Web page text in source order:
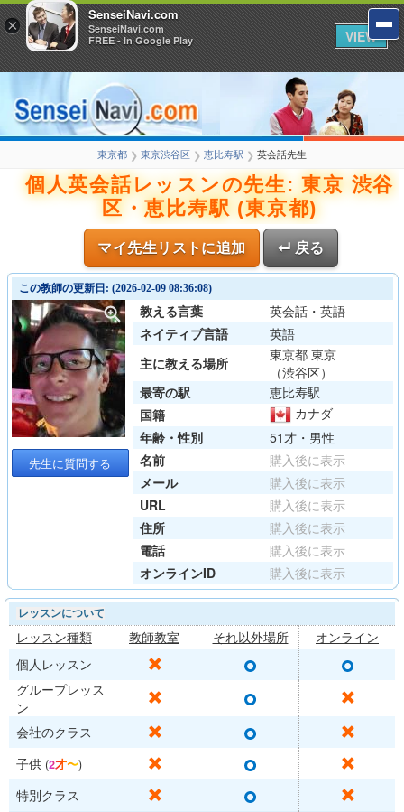
東京都 ❯ 東京渋谷区 ❯ 恵比寿駅 ❯ 英会話先生
個人英会話レッスンの先生: 東京 渋谷
区・恵比寿駅 (東京都)
マイ先生リストに追加 ↵ 戻る
この教師の更新日: (2026-02-09 08:36:08)
先生に質問する
教える言葉
英会話・英語
ネイティブ言語
英語
主に教える場所
東京都 東京
（渋谷区）
最寄の駅
恵比寿駅
国籍
カナダ
年齢・性別
51才・男性
名前
購入後に表示
メール
購入後に表示
URL
購入後に表示
住所
購入後に表示
電話
購入後に表示
オンラインID
購入後に表示
レッスンについて
レッスン種類 教師教室 それ以外場所
オンライン
個人レッスン
✕ ○ ○
グループレッス
ン
✕ ○ ✕
会社のクラス ✕ ○ ✕
子供 (2才〜) ✕ ○ ✕
特別クラス ✕ ○ ✕
×
SenseiNavi.com
SenseiNavi.com
FREE - In Google Play
VIEW